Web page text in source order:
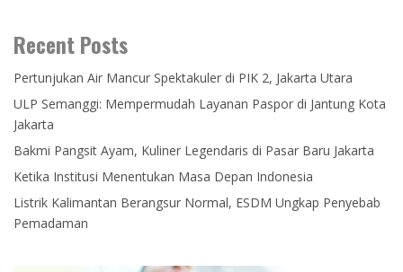
Recent Posts
Pertunjukan Air Mancur Spektakuler di PIK 2, Jakarta Utara
ULP Semanggi: Mempermudah Layanan Paspor di Jantung Kota
Jakarta
Bakmi Pangsit Ayam, Kuliner Legendaris di Pasar Baru Jakarta
Ketika Institusi Menentukan Masa Depan Indonesia
Listrik Kalimantan Berangsur Normal, ESDM Ungkap Penyebab
Pemadaman